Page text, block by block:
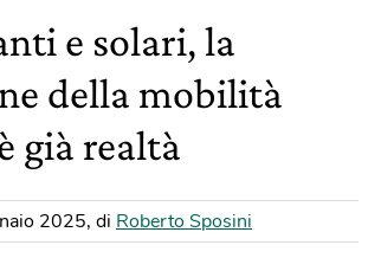
e solari, la
della mobilità
già realtà
2025, di Roberto Sposini